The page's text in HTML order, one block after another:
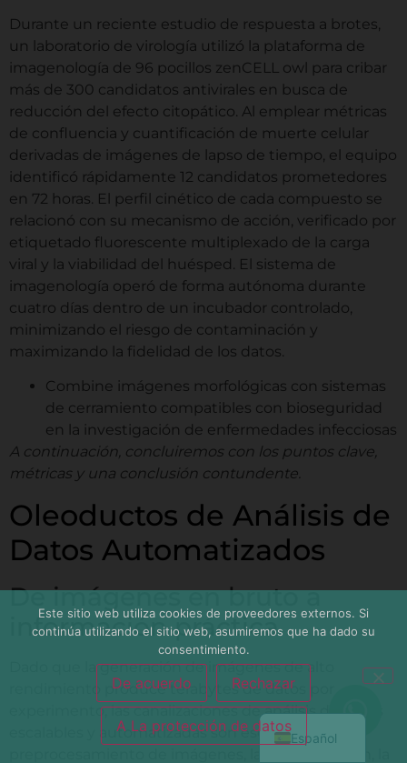
Durante un reciente estudio de respuesta a brotes,
un laboratorio de virología utilizó la plataforma de
imagenología de 96 pocillos zenCELL owl para cribar
más de 300 candidatos antivirales en busca de
reducción del efecto citopático. Al emplear métricas
de confluencia y cuantificación de muerte celular
derivadas de imágenes de lapso de tiempo, el equipo
identificó rápidamente 12 candidatos prometedores
en 72 horas. El perfil cinético de cada compuesto se
relacionó con su mecanismo de acción, verificado por
etiquetado fluorescente multiplexado de la carga
viral y la viabilidad del huésped. El sistema de
imagenología operó de forma autónoma durante
cuatro días dentro de un incubador controlado,
minimizando el riesgo de contaminación y
maximizando la fidelidad de los datos.
Combine imágenes morfológicas con sistemas
de cerramiento compatibles con bioseguridad
en la investigación de enfermedades infecciosas
A continuación, concluiremos con los puntos clave,
métricas y una conclusión contundente.
Oleoductos de Análisis de
Datos Automatizados
De imágenes en bruto a
información práctica
Dado que la generación de imágenes de alto
rendimiento produce terabytes de datos por
experimento, las canalizaciones de análisis de datos
escalables y automatizadas son esenciales. El
Español
English
Deutsch
简体中文
Este sitio web utiliza cookies de proveedores externos. Si
continúa utilizando el sitio web, asumiremos que ha dado su
consentimiento.
De acuerdo Rechazar
A La protección de datos